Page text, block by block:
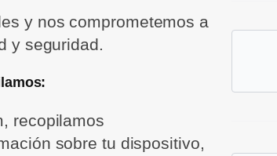
y nos comprometemos a
y seguridad.
recopilamos
sobre tu dispositivo,